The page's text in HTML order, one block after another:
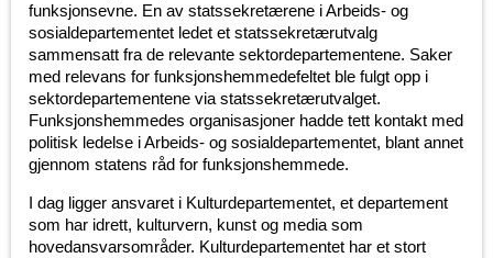
funksjonsevne. En av statssekretærene i Arbeids- og
sosialdepartementet ledet et statssekretærutvalg
sammensatt fra de relevante sektordepartementene. Saker
med relevans for funksjonshemmedefeltet ble fulgt opp i
sektordepartementene via statssekretærutvalget.
Funksjonshemmedes organisasjoner hadde tett kontakt med
politisk ledelse i Arbeids- og sosialdepartementet, blant annet
gjennom statens råd for funksjonshemmede.
I dag ligger ansvaret i Kulturdepartementet, et departement
som har idrett, kulturvern, kunst og media som
hovedansvarsområder. Kulturdepartementet har et stort